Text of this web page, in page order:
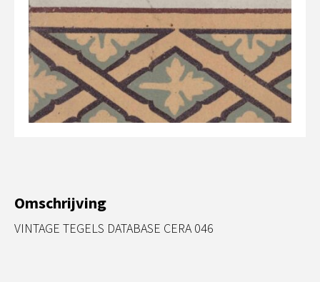
Omschrijving
VINTAGE TEGELS DATABASE CERA 046